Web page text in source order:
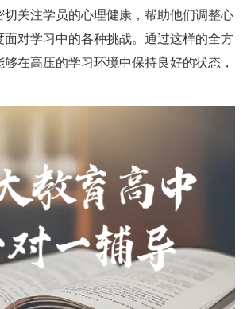
关注学员的心理健康，帮助他们调整心
对学习中的各种挑战。通过这样的全方
在高压的学习环境中保持良好的状态，